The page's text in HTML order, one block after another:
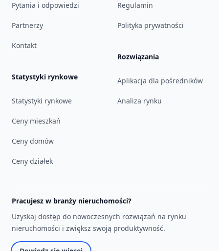
Pytania i odpowiedzi
Partnerzy
Kontakt
Statystyki rynkowe
Statystyki rynkowe
Ceny mieszkań
Ceny domów
Ceny działek
Regulamin
Polityka prywatności
Rozwiązania
Aplikacja dla pośredników
Analiza rynku
Pracujesz w branży nieruchomości?
Uzyskaj dostęp do nowoczesnych rozwiązań na rynku
nieruchomości i zwiększ swoją produktywność.